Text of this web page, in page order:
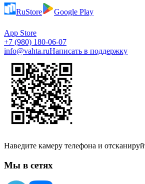
RuStore Google Play
App Store
+7 (980) 180-06-07
info@vahta.ruНаписать в поддержку
Наведите камеру телефона и
Мы в сетях